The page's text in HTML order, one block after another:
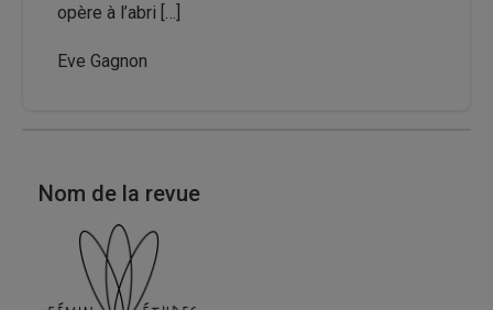
opère à l’abri […]
Eve Gagnon
Nom de la revue